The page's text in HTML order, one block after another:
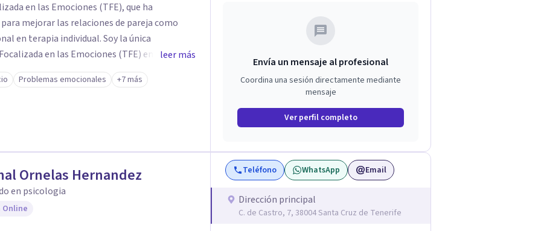
en las Emociones (TFE), que ha
mejorar las relaciones de pareja como
individual. Soy la única
en las Emociones (TFE) en España,
La TFE ha demostrado una mejora
75% de éxito y felicidad duradera. Este
Máster en Terapia Cognitivo-Conductual y
la mente humana y las dinámicas que guían
emocional y tus relaciones. Estoy aquí
leer más
Problemas emocionales +7 más
Envía un mensaje al profesional
Coordina una sesión directamente mediante
mensaje
Ver perfil completo
Ornelas Hernandez
en psicologia
Online
Teléfono WhatsApp Email
Dirección principal
C. de Castro, 7, 38004 Santa Cruz de Tenerife